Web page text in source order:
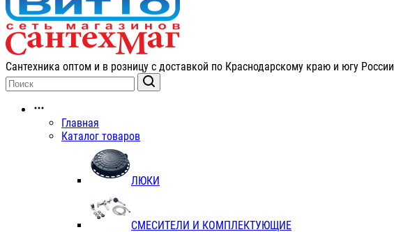
Сантехника оптом и в розницу с доставкой по Краснодарскому краю и югу России
Главная
Каталог товаров
ЛЮКИ
СМЕСИТЕЛИ И КОМПЛЕКТУЮЩИЕ